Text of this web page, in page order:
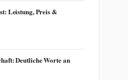
Leistung, Preis &
Deutliche Worte an